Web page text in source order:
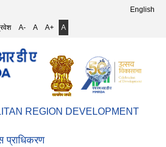
A- A A+ A
English
REGION DEVELOPMENT
प्राधिकरण